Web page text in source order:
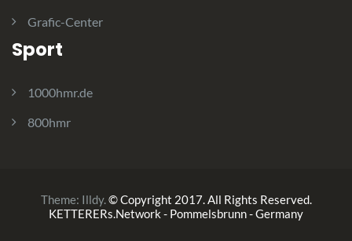
Grafic-Center
Sport
1000hmr.de
800hmr
Theme: Illdy.© Copyright 2017. All Rights Reserved.
KETTERERs.Network - Pommelsbrunn - Germany